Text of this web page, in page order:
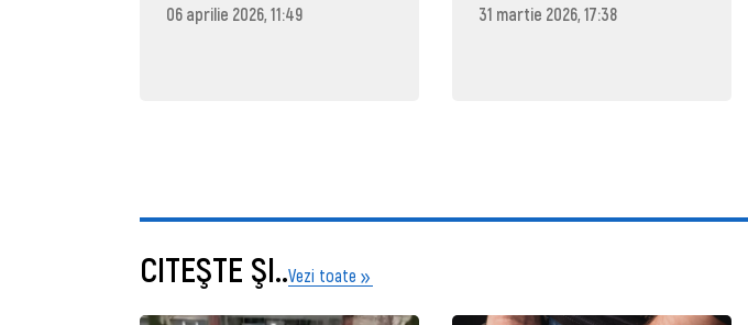
06 aprilie 2026, 11:49 31 martie 2026, 17:38
CITEŞTE ŞI..Vezi toate